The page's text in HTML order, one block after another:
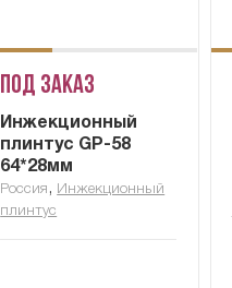
Под заказ
Инжекционный
плинтус GP-58
64*28мм
Россия , Инжекционный
плинтус